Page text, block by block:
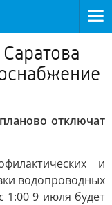
отключат
и
водопроводных
1:00 9 июля будет